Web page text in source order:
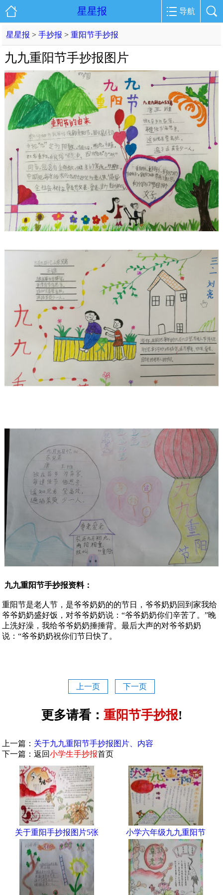
星星报 导航
星星报 >手抄报 >重阳节手抄报
九九重阳节手抄报图片
九九重阳节手抄报资料：
重阳节是老人节，是爷爷奶奶的的节日，爷爷奶奶回到家我给
爷爷奶奶盛好饭，对爷爷奶奶说：“爷爷奶奶你们辛苦了。”晚
上洗好澡，我给爷爷奶奶捶捶背。最后大声的对爷爷奶奶
说：“爷爷奶奶祝你们节日快了。
上一页 下一页
更多请看： 重阳节手抄报!
上一篇： 关于九九重阳节手抄报图片、内容
下一篇：返回小学生手抄报首页
关于重阳手抄报图片5张 小学六年级九九重阳节